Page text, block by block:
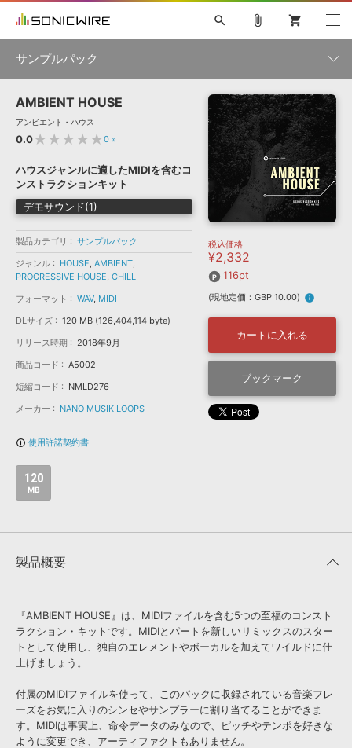
ソフト音源 »
プラグイン・エフェクト »
サンプルパック »
ソフトウェア／ツール »
DAW »
効果音 »
BGM »
キャンペーン »
特集 »
ニュースレター »
SONICWIREブログ »
製品サポート情報 »
DTMガイド »
FAQ »
お問い合わせ »
音楽カード
楽曲配信流通 サービス
無償のサウンド管理ソフト
APS
search
初音ミク NT 鏡音リン・レン V4X 巡音ルカ V4X
MEIKO V3
KAITO V3
TOONTRACK
SPITFIRE AUDIO
VIENNA
EZ DRUMMER 3
ライセンスフリーBGM
サンプルパックを試そう
ボーカル抜き出し
DUBSTEP
ELECTRONICA
EDM MUTANT
ROUTER.FM
ソフト音源 プラグイン・エフェクト
ソフトウェア／ツール 効果音
attach_file shopping_cart
サンプルパック
製品一覧
ジャンル
フォーマット
ランキング
AMBIENT HOUSE
アンビエント・ハウス
0.0★★★★★0 »
ハウスジャンルに適したMIDIを含むコ
ンストラクションキット
デモサウンド(1)
製品カテゴリ
サンプルパック
ジャンル
HOUSE, AMBIENT,
PROGRESSIVE HOUSE, CHILL
フォーマット
WAV, MIDI
DLサイズ
120 MB (126,404,114 byte)
リリース時期
2018年9月
商品コード
A5002
短縮コード
NMLD276
メーカー
NANO MUSIK LOOPS
info_outline 使用許諾契約書
120
MB
税込価格
¥2,332
116pt
(現地定価：GBP 10.00) info
カートに入れる
ブックマーク
製品概要
『AMBIENT HOUSE』は、MIDIファイルを含む5つの至福のコンスト
ラクション・キットです。MIDIとパートを新しいリミックスのスター
トとして使用し、独自のエレメントやボーカルを加えてワイルドに仕
上げましょう。
付属のMIDIファイルを使って、このパックに収録されている音楽フレ
ーズをお気に入りのシンセやサンプラーに割り当てることができま
す。MIDIは事実上、命令データのみなので、ピッチやテンポを好きな
ように変更でき、アーティファクトもありません。